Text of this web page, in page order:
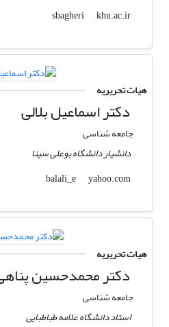
sbagheri
khu.ac.ir
هیات تحریریه
دکتر اسماعیل بلالی
جامعه شناسی
دانشیار دانشگاه بوعلی سینا
balali_e
yahoo.com
هیات تحریریه
دکتر محمدحسین
جامعه شناسی
استاد دانشگاه علامه طباطبایی